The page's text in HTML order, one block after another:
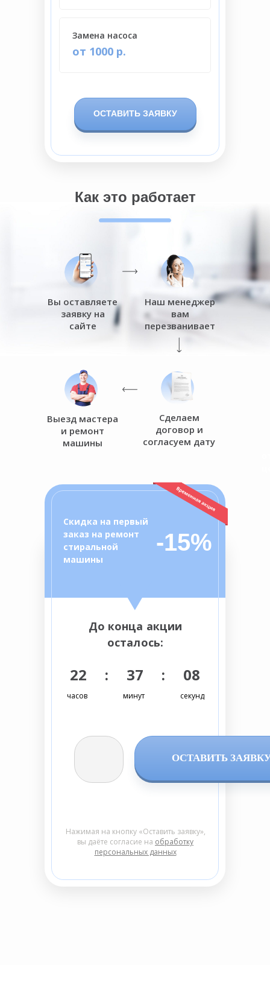
Как это работает
22 : 37 : 07
До конца акции
осталось:
Скидка на первый
заказ на ремонт
стиральной
машины
-15%
ОСТАВИТЬ
Нажимая на кнопку «Оставить заявку»,
вы даёте согласие на обработку
персональных данных
ОСТАВИТЬ ЗАЯВКУ
секунд
минут
часов
от 1000 р.
Замена насоса
Выезд мастера
и ремонт
машины
Сделаем
договор и
согласуем дату
Наш менеджер
вам
перезванивает
Вы оставляете
заявку на
сайте